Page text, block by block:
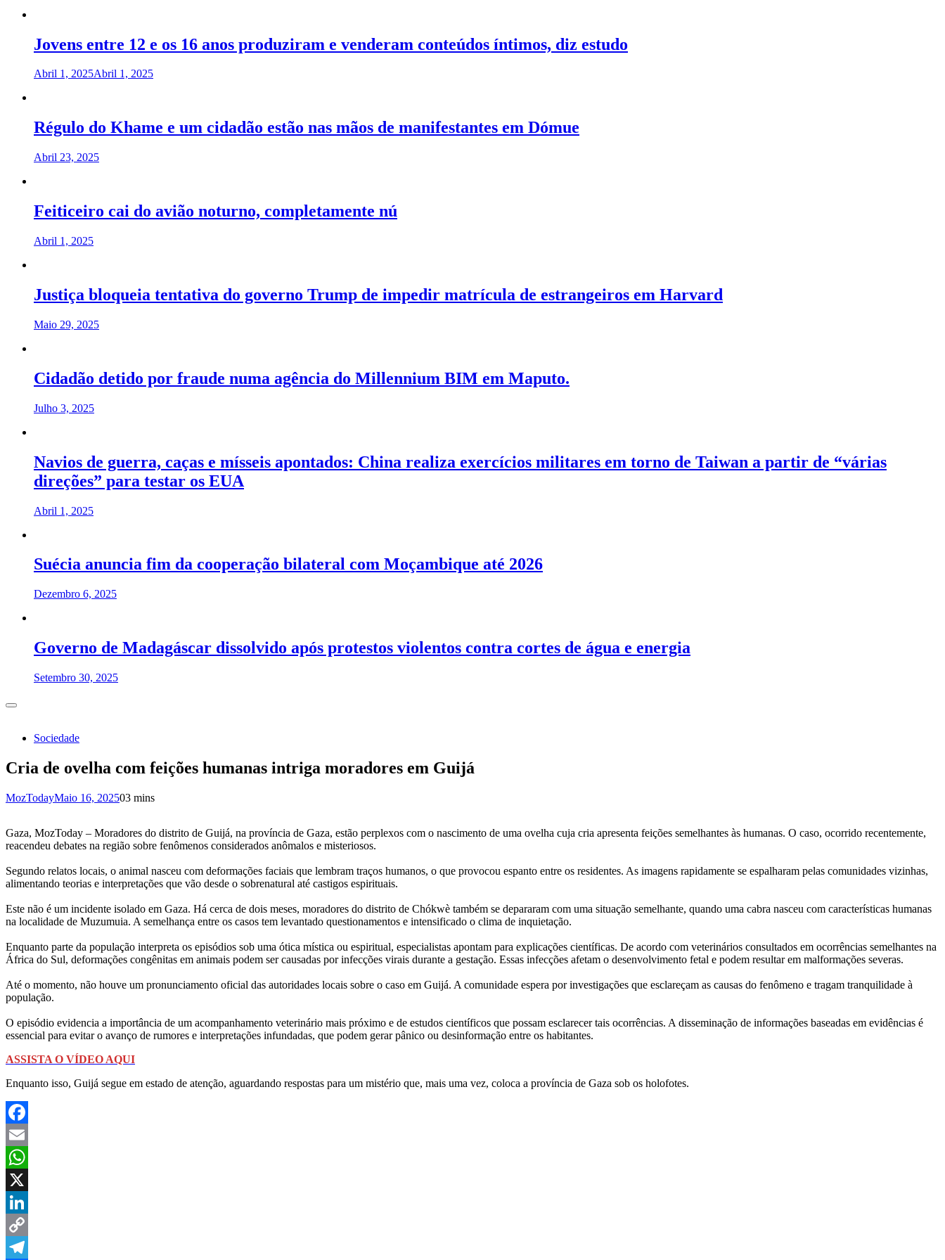
Jovens entre 12 e os 16 anos produziram e venderam conteúdos íntimos, diz estudo
Abril 1, 2025Abril 1, 2025
Régulo do Khame e um cidadão estão nas mãos de manifestantes em Dómue
Abril 23, 2025
Feiticeiro cai do avião noturno, completamente nú
Abril 1, 2025
Justiça bloqueia tentativa do governo Trump de impedir matrícula de estrangeiros em Harvard
Maio 29, 2025
Cidadão detido por fraude numa agência do Millennium BIM em Maputo.
Julho 3, 2025
Navios de guerra, caças e mísseis apontados: China realiza exercícios militares em torno de Taiwan a partir de “várias
direções” para testar os EUA
Abril 1, 2025
Suécia anuncia fim da cooperação bilateral com Moçambique até 2026
Dezembro 6, 2025
Governo de Madagáscar dissolvido após protestos violentos contra cortes de água e energia
Setembro 30, 2025
Sociedade
Cria de ovelha com feições humanas intriga moradores em Guijá
MozTodayMaio 16, 202503 mins
Gaza, MozToday – Moradores do distrito de Guijá, na província de Gaza, estão perplexos com o nascimento de uma ovelha cuja cria apresenta feições semelhantes às humanas. O caso, ocorrido recentemente,
reacendeu debates na região sobre fenômenos considerados anômalos e misteriosos.
Segundo relatos locais, o animal nasceu com deformações faciais que lembram traços humanos, o que provocou espanto entre os residentes. As imagens rapidamente se espalharam pelas comunidades vizinhas,
alimentando teorias e interpretações que vão desde o sobrenatural até castigos espirituais.
Este não é um incidente isolado em Gaza. Há cerca de dois meses, moradores do distrito de Chókwè também se depararam com uma situação semelhante, quando uma cabra nasceu com características humanas
na localidade de Muzumuia. A semelhança entre os casos tem levantado questionamentos e intensificado o clima de inquietação.
Enquanto parte da população interpreta os episódios sob uma ótica mística ou espiritual, especialistas apontam para explicações científicas. De acordo com veterinários consultados em ocorrências semelhantes na
África do Sul, deformações congênitas em animais podem ser causadas por infecções virais durante a gestação. Essas infecções afetam o desenvolvimento fetal e podem resultar em malformações severas.
Até o momento, não houve um pronunciamento oficial das autoridades locais sobre o caso em Guijá. A comunidade espera por investigações que esclareçam as causas do fenômeno e tragam tranquilidade à
população.
O episódio evidencia a importância de um acompanhamento veterinário mais próximo e de estudos científicos que possam esclarecer tais ocorrências. A disseminação de informações baseadas em evidências é
essencial para evitar o avanço de rumores e interpretações infundadas, que podem gerar pânico ou desinformação entre os habitantes.
ASSISTA O VÍDEO AQUI
Enquanto isso, Guijá segue em estado de atenção, aguardando respostas para um mistério que, mais uma vez, coloca a província de Gaza sob os holofotes.
Facebook
Email
WhatsApp
X
LinkedIn
Copy